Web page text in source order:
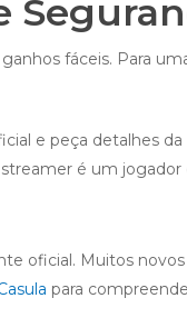
fáceis. Para
e peça detalhes da
é um jogador
oficial. Muitos
para